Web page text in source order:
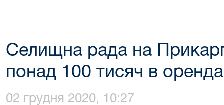
Селищна рада на
понад 100 тисяч в
02 грудня 2020, 10:27